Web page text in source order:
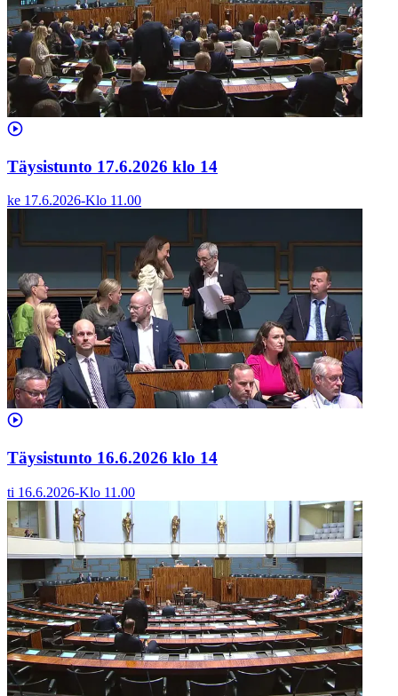
Täysistunto 17.6.2026 klo 14
ke 17.6.2026-Klo 11.00
Täysistunto 16.6.2026 klo 14
ti 16.6.2026-Klo 11.00